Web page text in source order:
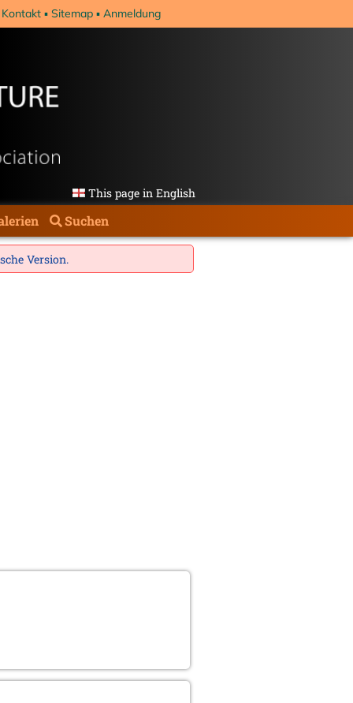
Kontakt Sitemap Anmeldung
This page in English
Suchen
Version.